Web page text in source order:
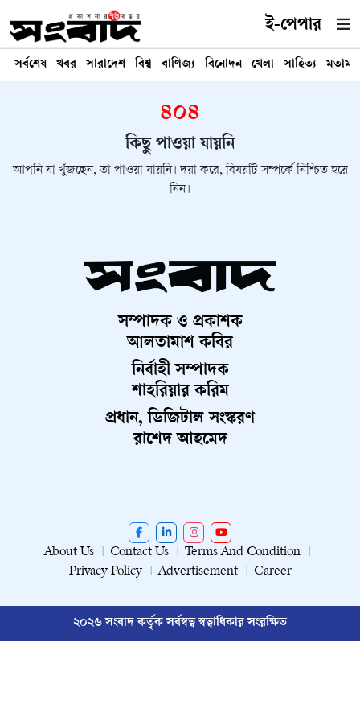
ই-পেপার
সর্বশেষ খবর সারাদেশ বিশ্ব বাণিজ্য বিনোদন খেলা সাহিত্য মতামত
৪০৪
কিছু পাওয়া যায়নি
আপনি যা খুঁজছেন, তা পাওয়া যায়নি। দয়া করে, বিষয়টি সম্পর্কে নিশ্চিত হয়ে
নিন।
সম্পাদক ও প্রকাশক
আলতামাশ কবির
নির্বাহী সম্পাদক
শাহরিয়ার করিম
প্রধান, ডিজিটাল সংস্করণ
রাশেদ আহমেদ
About Us Contact Us
Terms And Condition
Privacy Policy
Advertisement Career
২০২৬ সংবাদ কর্তৃক সর্বস্বত্ব স্বত্বাধিকার সংরক্ষিত